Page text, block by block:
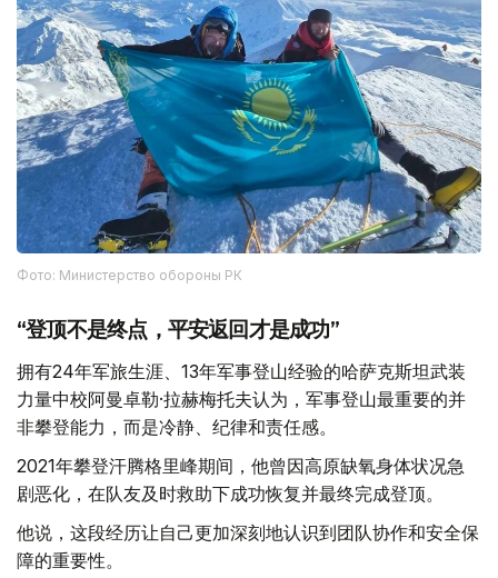
Фото: Министерство обороны РК
“登顶不是终点，平安返回才是成功”
拥有24年军旅生涯、13年军事登山经验的哈萨克斯坦武装
力量中校阿曼卓勒·拉赫梅托夫认为，军事登山最重要的并
非攀登能力，而是冷静、纪律和责任感。
2021年攀登汗腾格里峰期间，他曾因高原缺氧身体状况急
剧恶化，在队友及时救助下成功恢复并最终完成登顶。
他说，这段经历让自己更加深刻地认识到团队协作和安全保
障的重要性。